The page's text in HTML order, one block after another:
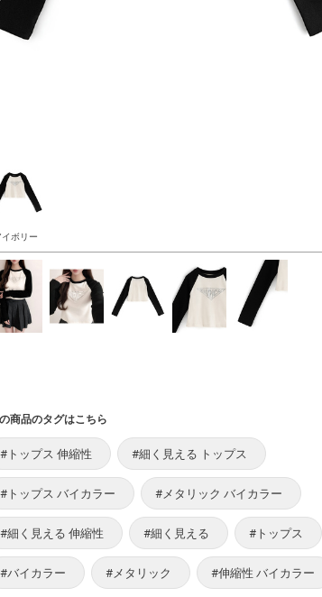
イボリー
商品のタグはこちら
#トップス 伸縮性 #細く見える トップス
#トップス バイカラー #メタリック バイカラー
#細く見える 伸縮性 #細く見える #トップス
#バイカラー #メタリック #伸縮性 バイカラー